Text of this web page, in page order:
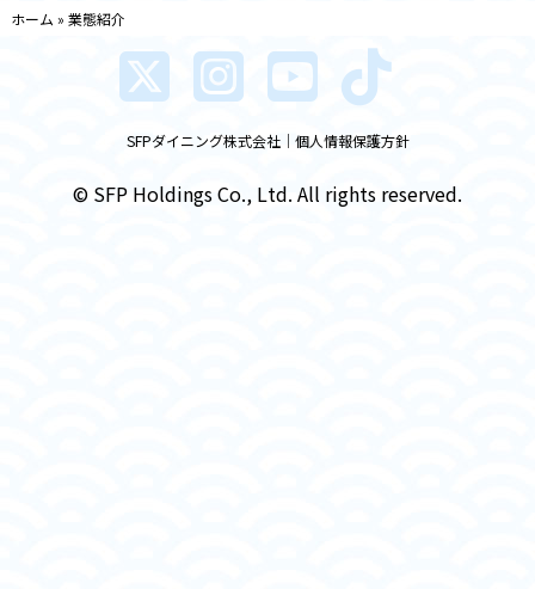
ホーム »業態紹介
SFPダイニング株式会社 個人情報保護方針
© SFP Holdings Co., Ltd. All rights reserved.